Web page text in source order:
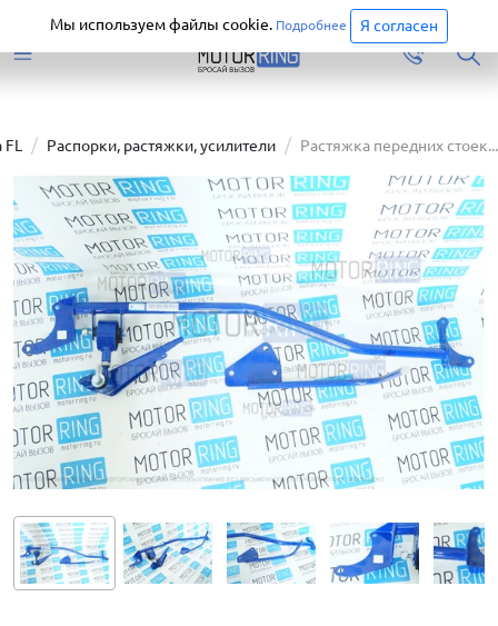
Перейти
Распорки, растяжки, усилители Растяжка передних стоек...
Мы используем файлы cookie. Подробнее Я согласен